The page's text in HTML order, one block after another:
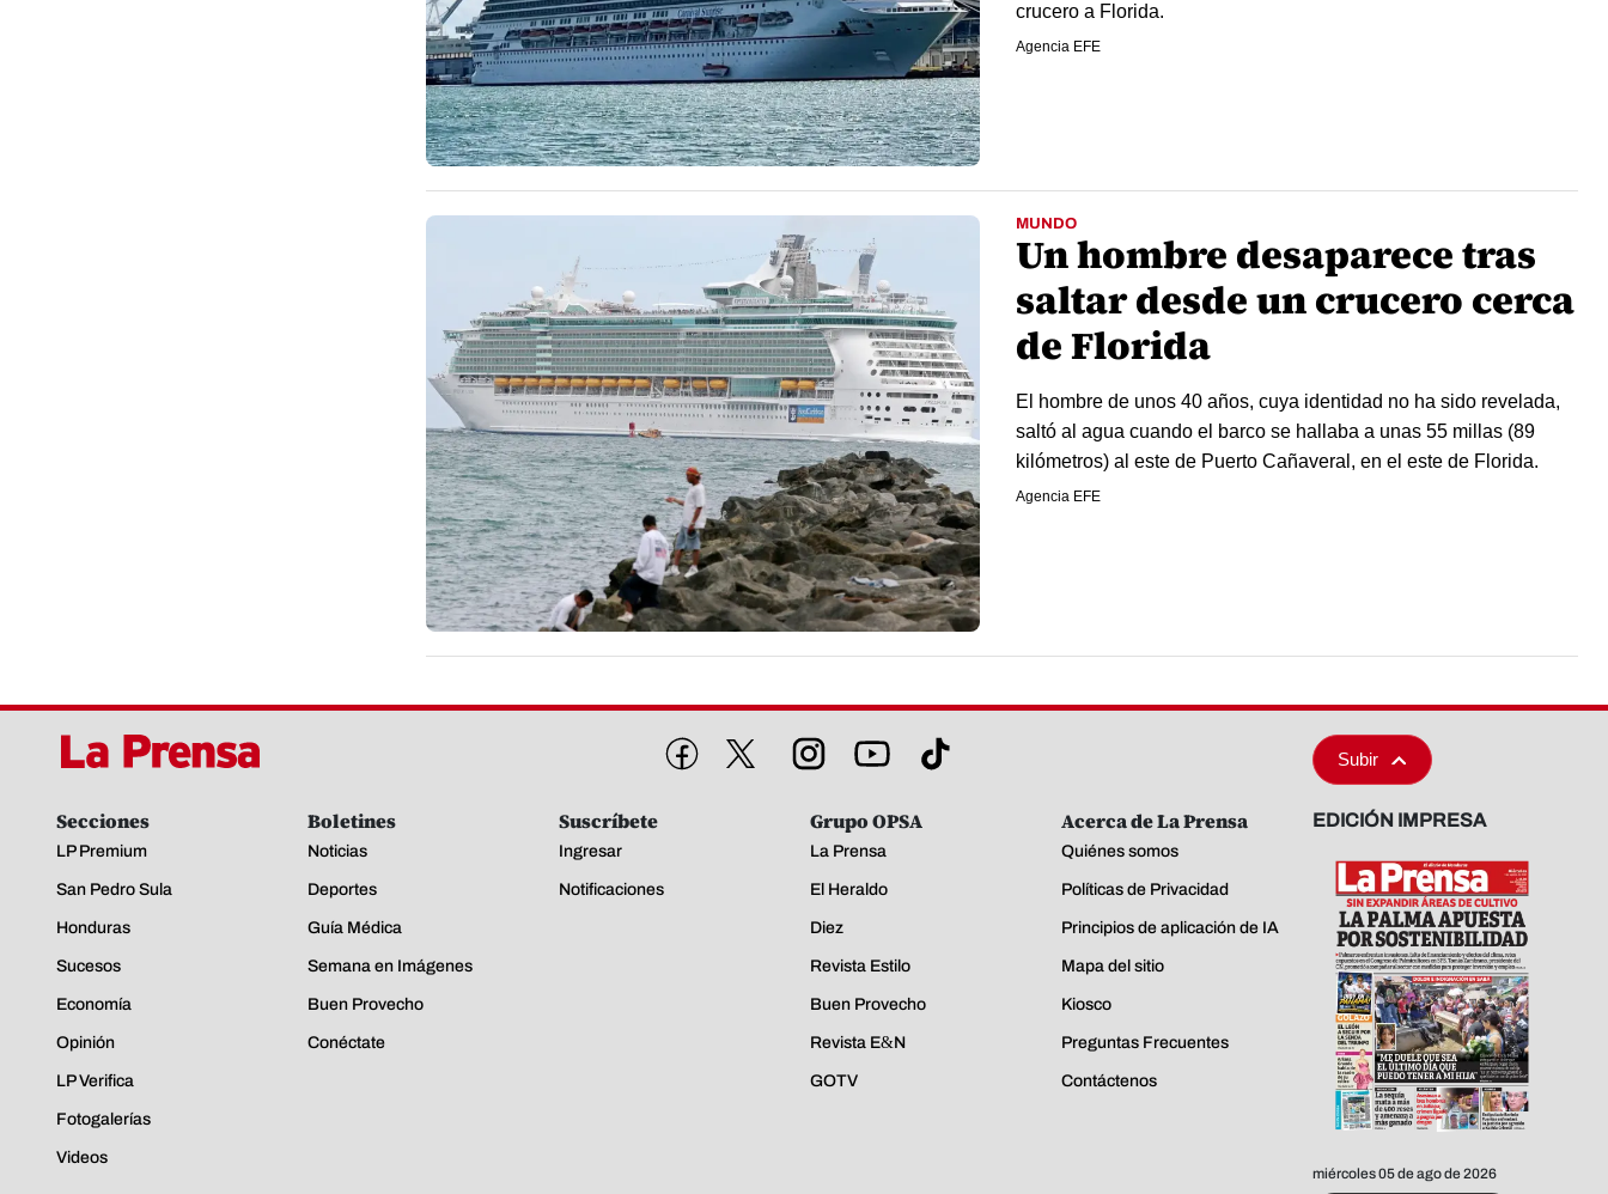
crucero a Florida.
Agencia EFE
MUNDO
Un hombre desaparece tras
saltar desde un crucero cerca
de Florida
El hombre de unos 40 años, cuya identidad no ha sido revelada,
saltó al agua cuando el barco se hallaba a unas 55 millas (89
kilómetros) al este de Puerto Cañaveral, en el este de Florida.
Agencia EFE
Subir
Secciones
LP Premium
San Pedro Sula
Honduras
Sucesos
Economía
Opinión
LP Verifica
Fotogalerías
Videos
Boletines
Noticias
Deportes
Guía Médica
Semana en Imágenes
Buen Provecho
Conéctate
Suscríbete
Ingresar
Notificaciones
Grupo OPSA
La Prensa
El Heraldo
Diez
Revista Estilo
Buen Provecho
Revista E&N
GOTV
Acerca de La Prensa
Quiénes somos
Políticas de Privacidad
Principios de aplicación de IA
Mapa del sitio
Kiosco
Preguntas Frecuentes
Contáctenos
EDICIÓN IMPRESA
miércoles 05 de ago de 2026